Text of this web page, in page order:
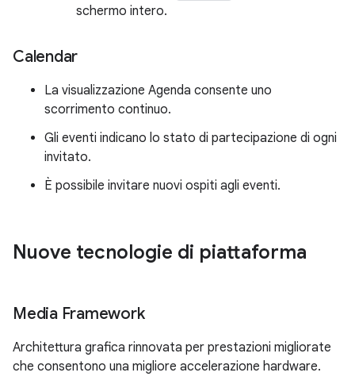
schermo intero.
Calendar
La visualizzazione Agenda consente uno
scorrimento continuo.
Gli eventi indicano lo stato di partecipazione di ogni
invitato.
È possibile invitare nuovi ospiti agli eventi.
Nuove tecnologie di piattaforma
Media Framework
Architettura grafica rinnovata per prestazioni migliorate
che consentono una migliore accelerazione hardware.